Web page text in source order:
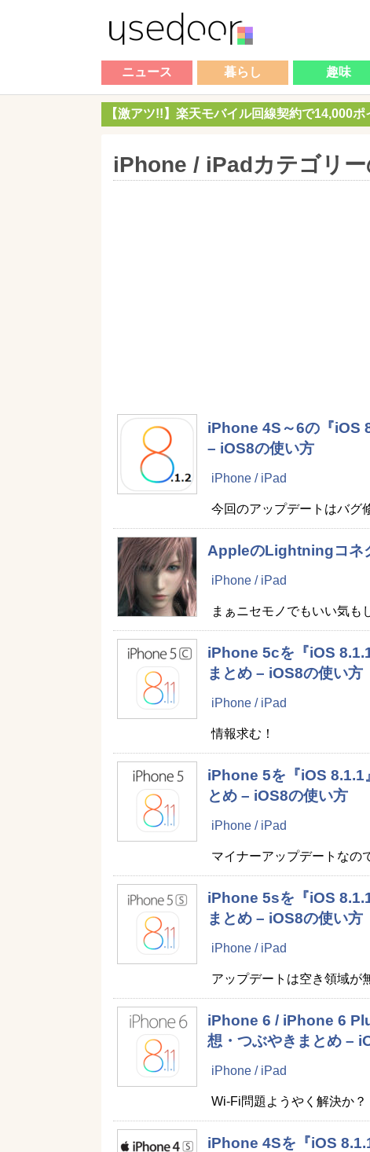
ニュース 暮らし 趣味
【激アツ!!】楽天モバイル回線契約で14,000
iPhone / iPadカテゴリー
iPhone 4S～6の『iOS
– iOS8の使い方
iPhone / iPad
今回のアップデートはバグ
AppleのLightningコネ
iPhone / iPad
まぁニセモノでもいい気も
iPhone 5cを『iOS
まとめ – iOS8の使い方
iPhone / iPad
情報求む！
iPhone 5を『iOS 8.1.1
とめ – iOS8の使い方
iPhone / iPad
マイナーアップデートなの
iPhone 5sを『iOS
まとめ – iOS8の使い方
iPhone / iPad
アップデートは空き領域が
iPhone 6 / iPhone 6
想・つぶやきまとめ –
iPhone / iPad
Wi-Fi問題ようやく解決か？
iPhone 4Sを『iOS